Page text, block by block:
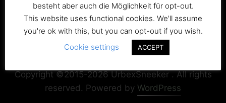
Copyright+Impressum Privacy & Cookie Policy
Copyright ©2015-2026 UrbexSneeker . All rights
reserved. Powered by WordPress
besteht aber auch die Möglichkeit für opt-out.
This website uses functional cookies. We'll assume
you're ok with this, but you can opt-out if you wish.
Cookie settings
ACCEPT